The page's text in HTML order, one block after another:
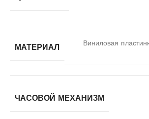
МАТЕРИАЛ
Виниловая
ЧАСОВОЙ МЕХАНИЗМ